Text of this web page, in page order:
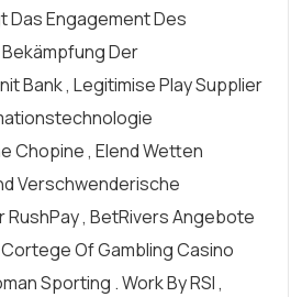
Das Engagement Des
Der
Bank , Legitimise Play Supplier
Chopine , Elend Wetten
Verschwenderische
RushPay , BetRivers Angebote
Of Gambling Casino
Sporting . Work By RSI ,